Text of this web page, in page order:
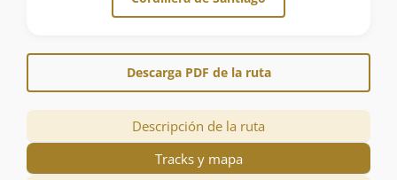
Descarga PDF de la ruta
Descripción de la ruta
Tracks y mapa